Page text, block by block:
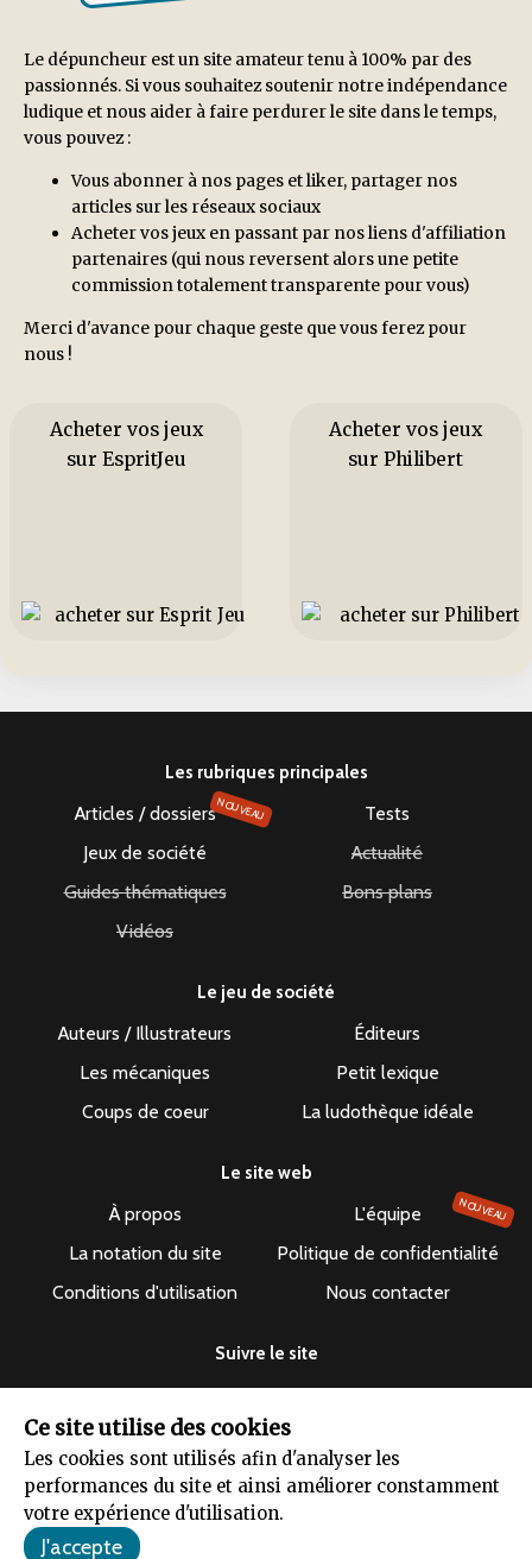
Ce site utilise des cookies
Les cookies sont utilisés afin d'analyser les
performances du site et ainsi améliorer constamment
votre expérience d'utilisation.
Le dépuncheur est un site amateur tenu à 100% par des
passionnés. Si vous souhaitez soutenir notre indépendance
ludique et nous aider à faire perdurer le site dans le temps,
vous pouvez :
Vous abonner à nos pages et liker, partager nos
articles sur les réseaux sociaux
Acheter vos jeux en passant par nos liens d'affiliation
partenaires (qui nous reversent alors une petite
commission totalement transparente pour vous)
Merci d'avance pour chaque geste que vous ferez pour
nous !
Acheter vos jeux
sur EspritJeu
Acheter vos jeux
sur Philibert
Les rubriques principales
Articles / dossiersNOUVEAU
Tests
Jeux de société
Actualité
Guides thématiques
Bons plans
Vidéos
Le jeu de société
Auteurs / Illustrateurs
Éditeurs
Les mécaniques
Petit lexique
Coups de coeur
La ludothèque idéale
Le site web
À propos L'équipe NOUVEAU
La notation du site
Politique de confidentialité
Conditions d'utilisation
Nous contacter
Suivre le site
Le dépuncheur ©2019-2026 - Tous droits réservés